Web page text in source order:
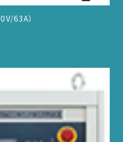
・試験システム
ションセンター
63A）